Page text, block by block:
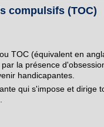
compulsifs (TOC)
TOC (équivalent en
la présence
handicapantes.
qui s'impose et dirige